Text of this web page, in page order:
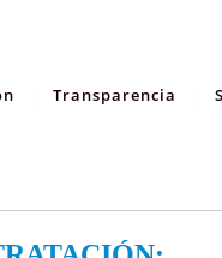
Transparencia